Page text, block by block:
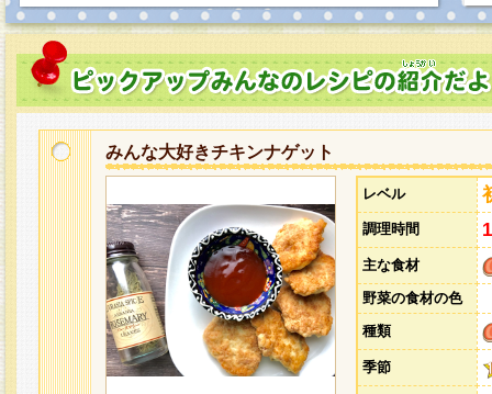
みんな大好きチキンナゲット
レベル
調理時間
主な食材
野菜の食材の色
種類
季節